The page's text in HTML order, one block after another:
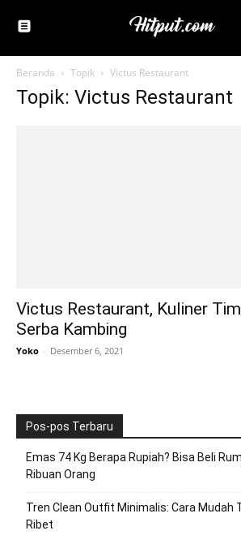
Beranda Topik Victus Restaurant
Topik: Victus Restaurant
Victus Restaurant, Kuliner
Serba Kambing
Yoko - Desember 6, 2021
Pos-pos Terbaru
Emas 74 Kg Berapa Rupiah? Bisa Beli
Ribuan Orang
Tren Clean Outfit Minimalis: Cara Mudah
Ribet